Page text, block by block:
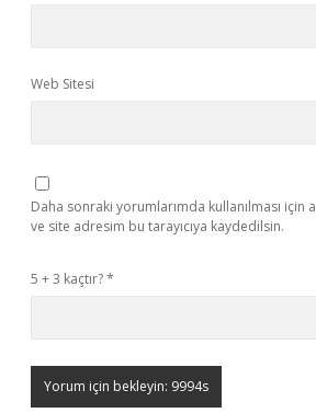
Web Sitesi
Daha sonraki yorumlarımda kullanılması için
ve site adresim bu tarayıcıya kaydedilsin.
5 + 3 kaçtır?*